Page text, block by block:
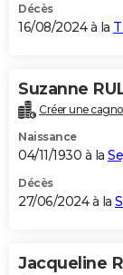
Décès
16/08/2024 à la
Suzanne
Créer une
Naissance
04/11/1930 à la
Décès
27/06/2024 à la
Jacqueline